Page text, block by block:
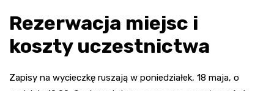
Rezerwacja miejsc i
koszty uczestnictwa
Zapisy na wycieczkę ruszają w poniedziałek, 18 maja, o